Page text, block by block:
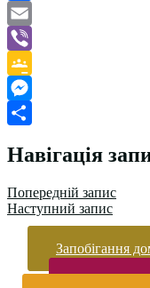
Facebook
Email
Viber
Google
Classroom
Messenger
Навігація
Попередній запис
Наступний запис
Запобігання